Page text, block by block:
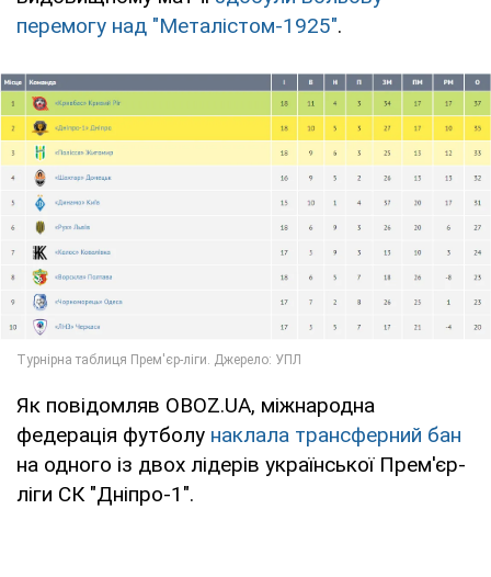
перемогу над "Металістом-1925".
Як повідомляв OBOZ.UA, міжнародна
федерація футболу наклала трансферний бан
на одного із двох лідерів української Прем'єр-
ліги СК "Дніпро-1".